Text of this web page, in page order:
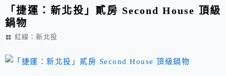
「捷運：新北投」貳房 Second House 頂級
鍋物
紅線：新北投